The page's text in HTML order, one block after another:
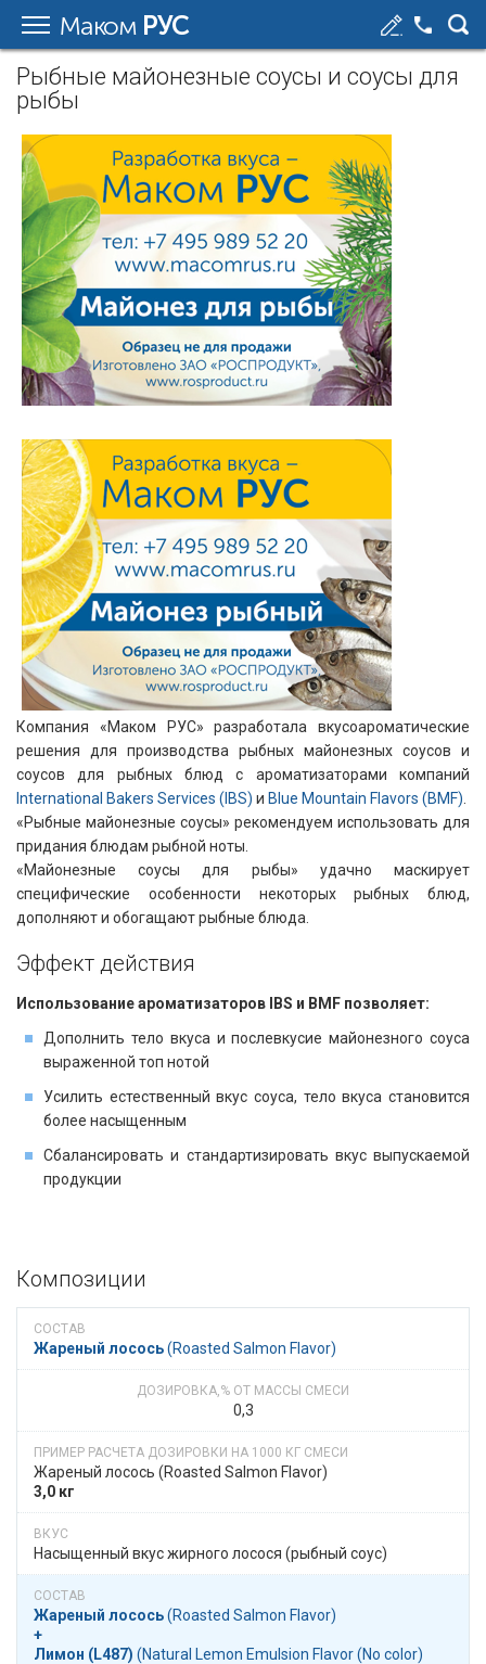
Маком РУС
Рыбные майонезные соусы и соусы для
рыбы
Компания «Маком РУС» разработала вкусоароматические
решения для производства рыбных майонезных соусов и
соусов для рыбных блюд с ароматизаторами компаний
International Bakers Services (IBS) и Blue Mountain Flavors (BMF)
«Рыбные майонезные соусы» рекомендуем использовать для
придания блюдам рыбной ноты.
«Майонезные соусы для рыбы» удачно маскирует
специфические особенности некоторых рыбных блюд,
дополняют и обогащают рыбные блюда.
Эффект действия​​
Использование ароматизаторов IBS и BMF позволяет:
Дополнить тело вкуса и послевкусие майонезного соуса
выраженной топ нотой
Усилить естественный вкус соуса, тело вкуса становится
более насыщенным
Сбалансировать и стандартизировать вкус выпускаемой
продукции
Композиции
Жареный лосось​​ (Roasted Salmon Flavor)
0,3
Жареный лосось​​ (Roasted Salmon Flavor)
3,0 кг
Насыщенный вкус жирного лосося (рыбный соус)
Жареный лосось​​ (Roasted Salmon Flavor)
+
Лимон (L487) ​​ (Natural Lemon Emulsion Flavor (No color)